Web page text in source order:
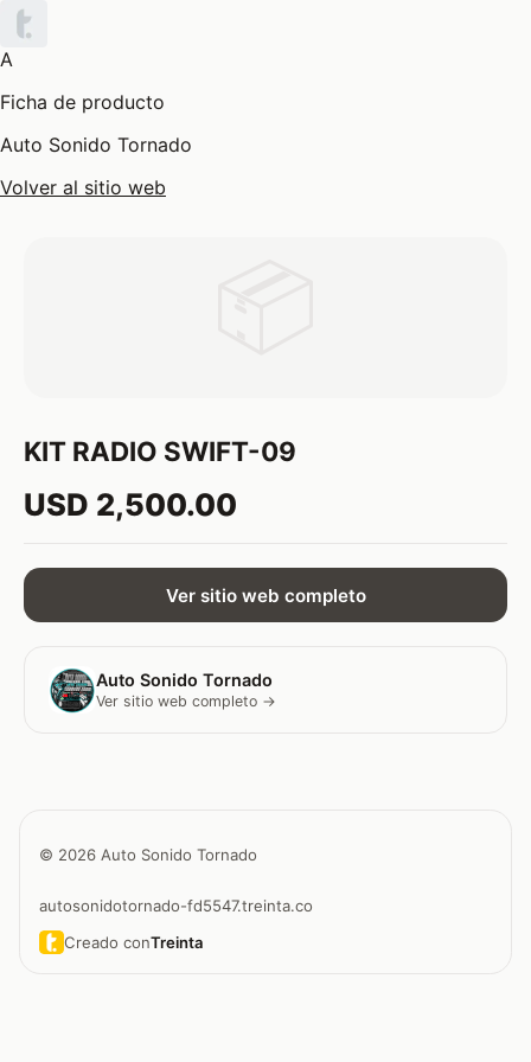
A
Ficha de producto
Auto Sonido Tornado
Volver al sitio web
KIT RADIO SWIFT-09
USD 2,500.00
Ver sitio web completo
Auto Sonido Tornado
Ver sitio web completo →
© 2026 Auto Sonido Tornado
autosonidotornado-fd5547.treinta.co
Creado conTreinta